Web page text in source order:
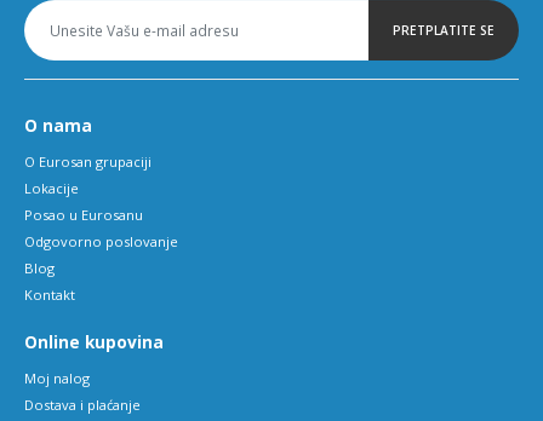
PRETPLATITE SE
O nama
O Eurosan grupaciji
Lokacije
Posao u Eurosanu
Odgovorno poslovanje
Blog
Kontakt
Online kupovina
Moj nalog
Dostava i plaćanje